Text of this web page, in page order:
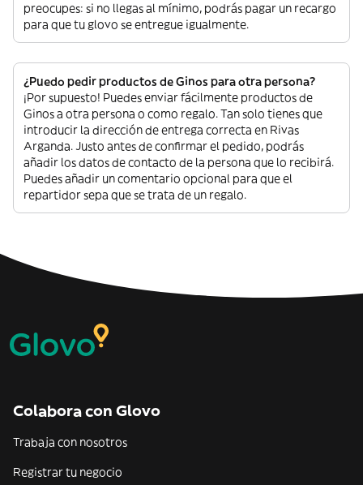
preocupes: si no llegas al mínimo, podrás pagar un recargo
para que tu glovo se entregue igualmente.
¿Puedo pedir productos de Ginos para otra persona?
¡Por supuesto! Puedes enviar fácilmente productos de
Ginos a otra persona o como regalo. Tan solo tienes que
introducir la dirección de entrega correcta en Rivas
Arganda. Justo antes de confirmar el pedido, podrás
añadir los datos de contacto de la persona que lo recibirá.
Puedes añadir un comentario opcional para que el
repartidor sepa que se trata de un regalo.
Colabora con Glovo
Trabaja con nosotros
Registrar tu negocio